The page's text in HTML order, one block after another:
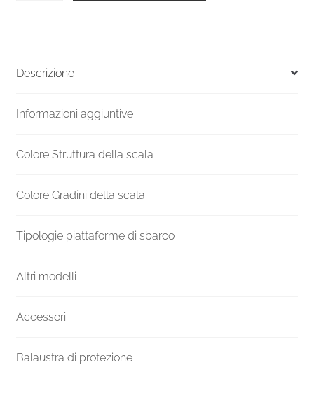
faggio
Descrizione
Informazioni aggiuntive
Colore Struttura della scala
Colore Gradini della scala
Tipologie piattaforme di sbarco
Altri modelli
Accessori
Balaustra di protezione